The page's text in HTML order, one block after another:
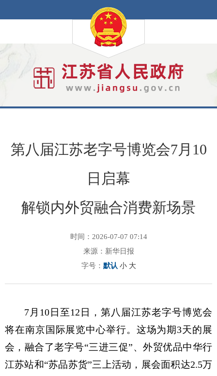
第八届江苏老字号博览会7月10
日启幕
解锁内外贸融合消费新场景
时间：2026-07-07 07:14
来源：新华日报
字号： 默认 小 大
7月10日至12日，第八届江苏老字号博览会
将在南京国际展览中心举行。这场为期3天的展
会，融合了老字号“三进三促”、外贸优品中华行
江苏站和“苏品苏货”三上活动，展会面积达2.5万